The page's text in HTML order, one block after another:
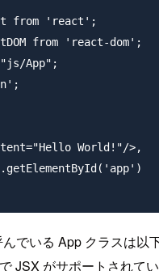
from 'react';
from 'react-dom';
App";
でいる App クラスは以
JSX がサポートされて